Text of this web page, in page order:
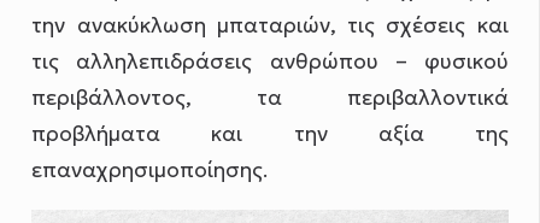
την ανακύκλωση μπαταριών, τις σχέσεις και
τις αλληλεπιδράσεις ανθρώπου – φυσικού
περιβάλλοντος, τα περιβαλλοντικά
προβλήματα και την αξία της
επαναχρησιμοποίησης.